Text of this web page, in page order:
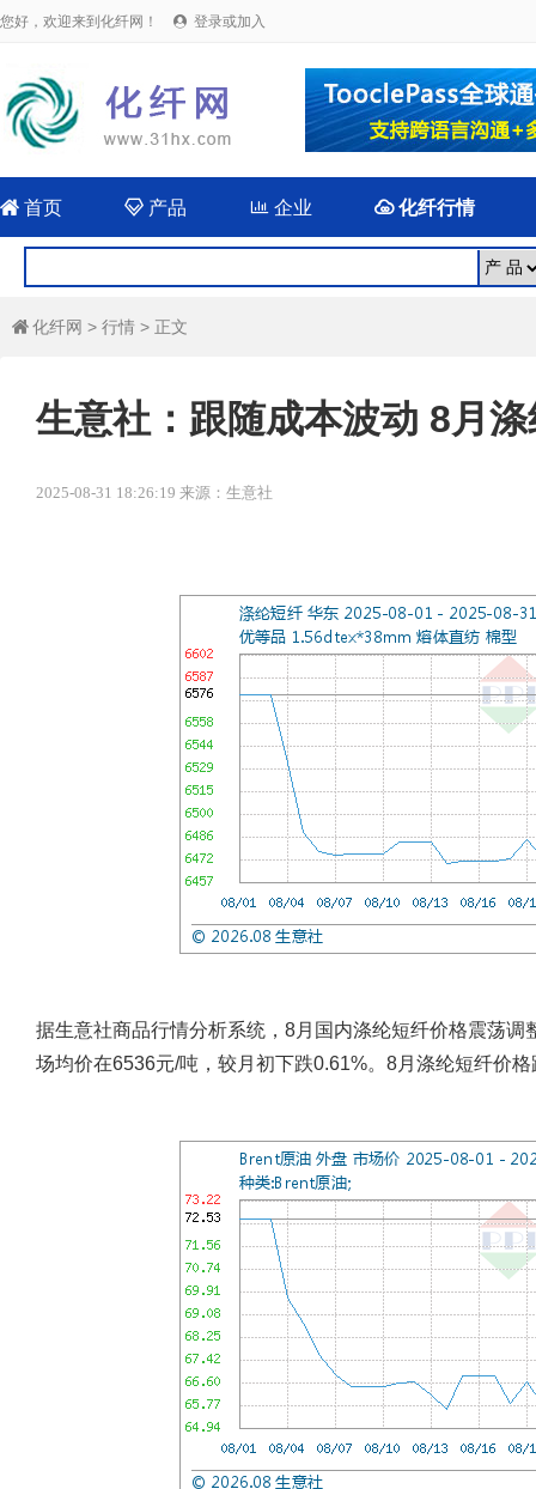
您好，欢迎来到化纤网！  登录或加入
 首页  产品 企业 化纤行情
 化纤网 > 行情 > 正文
生意社：跟随成本波动 8月
2025-08-31 18:26:19 来源：生意社
据生意社商品行情分析系统，8月国内涤纶短纤价格震荡
场均价在6536元/吨，较月初下跌0.61%。8月涤纶短纤价